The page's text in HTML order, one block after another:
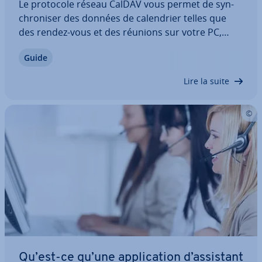
Le protocole réseau CalDAV vous permet de syn­
chro­ni­ser des données de ca­len­drier telles que
des rendez-vous et des réunions sur votre PC,
ments sont ainsi affichés au format iCalendar et
Guide
Lire la suite
Qu’est-ce qu’une ap­pli­ca­tion d’assistant